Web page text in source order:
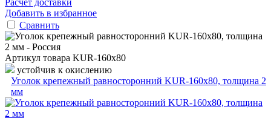
Добавить в избранное
Сравнить
Артикул товара KUR-160х80
устойчив к окислению
Уголок крепежный равносторонний KUR-160x80, толщина 2
мм